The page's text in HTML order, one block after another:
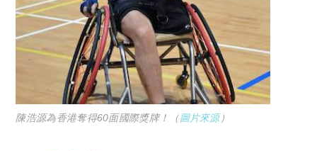
陳浩源為香港奪得60面國際獎牌！（圖片來源）